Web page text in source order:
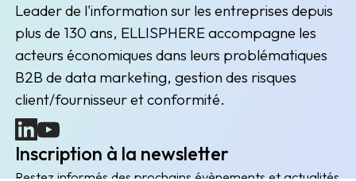
Leader de l'information sur les entreprises depuis
plus de 130 ans, ELLISPHERE accompagne les
acteurs économiques dans leurs problématiques
B2B de data marketing, gestion des risques
client/fournisseur et conformité.
(nouvelle fenêtre)
(nouvelle fenêtre)
Inscription à la newsletter
Restez informés des prochains évènements et actualités